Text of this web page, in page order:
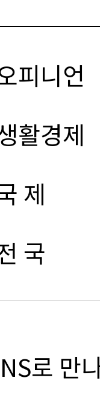
피니언
활경제
제
국
로 만